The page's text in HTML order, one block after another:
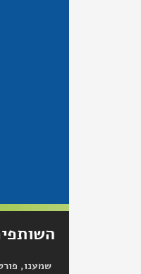
שמענו,